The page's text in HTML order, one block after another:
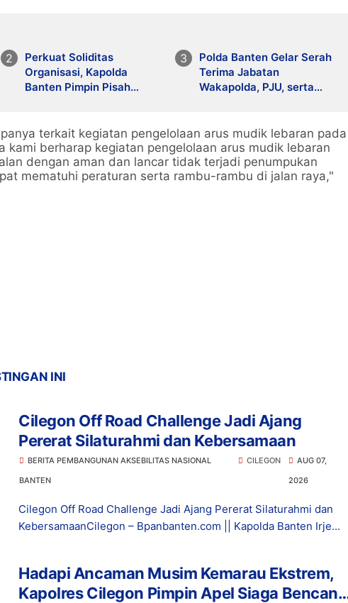
Perkuat Soliditas
Organisasi, Kapolda
Banten Pimpin Pisah
Polda Banten Gelar Serah
Terima Jabatan
Wakapolda, PJU, serta
terkait kegiatan pengelolaan arus mudik lebaran pada
kami berharap kegiatan pengelolaan arus mudik lebaran
dengan aman dan lancar tidak terjadi penumpukan
mematuhi peraturan serta rambu-rambu di jalan raya,"
INI
Cilegon Off Road Challenge Jadi Ajang
Pererat Silaturahmi dan Kebersamaan
BERITA PEMBANGUNAN AKSEBILITAS NASIONAL
BANTEN
CILEGON
AUG 07,
2026
Cilegon Off Road Challenge Jadi Ajang Pererat Silaturahmi dan
KebersamaanCilegon – Bpanbanten.com || Kapolda Banten Irje...
Hadapi Ancaman Musim Kemarau Ekstrem,
Kapolres Cilegon Pimpin Apel Siaga Bencana